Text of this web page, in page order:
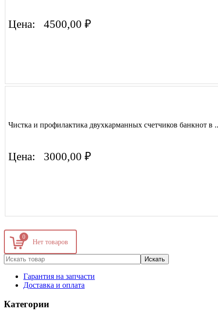
Цена: 4500,00 ₽
Чистка и профилактика двухкарманных счетчиков банкнот в
Цена: 3000,00 ₽
0
Гарантия на запчасти
Доставка и оплата
Категории